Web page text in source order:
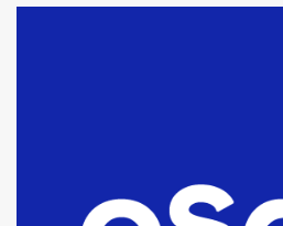
fueron
comercialización
tarde del sábado